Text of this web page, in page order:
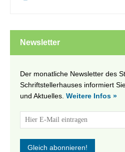
Newsletter
Der monatliche Newsletter des
Schriftstellerhauses informiert
und Aktuelles. Weitere Infos »